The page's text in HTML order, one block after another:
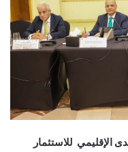
الإقليمي للاستثمار